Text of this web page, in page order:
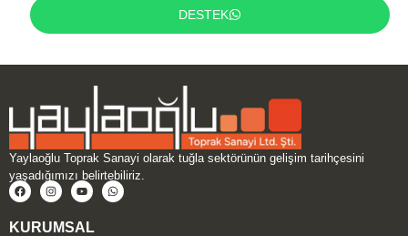
DESTEK
Yaylaoğlu Toprak Sanayi olarak tuğla sektörünün gelişim tarihçesini
yaşadığımızı belirtebiliriz.
KURUMSAL